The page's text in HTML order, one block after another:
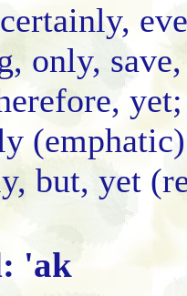
only,
(emphatic)
but, yet
'ak